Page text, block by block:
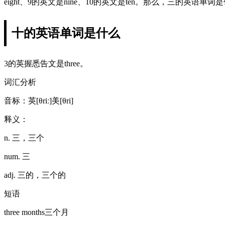
十的英语单词是什么
3的英握悉告文是three。
词汇分析
音标：英[θriː]美[θri]
释义：
n. 三，三个
num. 三
adj. 三的，三个的
短语
three months三个月